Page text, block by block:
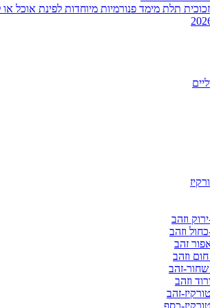
תלת מימד פנורמיות מיוחדות לפינת אוכל או
וזהב
וזהב
זהב
וזהב
זהב
וזהב
זהב
כסף